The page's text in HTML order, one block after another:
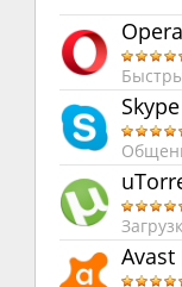
Opera
Skype
Avast